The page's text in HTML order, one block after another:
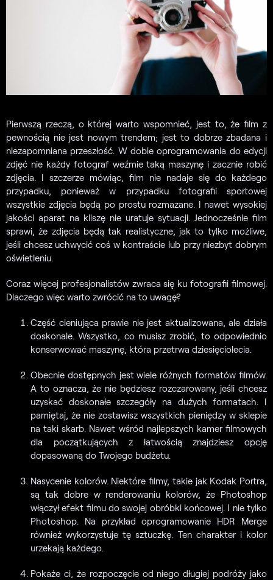
Pierwszą rzeczą, o której warto wspomnieć, jest to, że film z
pewnością nie jest nowym trendem; jest to dobrze zbadana i
niezapomniana przeszłość. W dobie oprogramowania do edycji
zdjęć nie każdy fotograf weźmie taką maszynę i zacznie robić
zdjęcia. I szczerze mówiąc, film nie nadaje się do każdego
przypadku, ponieważ w przypadku fotografii sportowej
wszystkie zdjęcia będą po prostu rozmazane. I nawet wysokiej
jakości aparat na kliszę nie uratuje sytuacji. Jednocześnie film
sprawi, że zdjęcia będą tak realistyczne, jak to tylko możliwe,
jeśli chcesz uchwycić coś w kontraście lub przy niezbyt dobrym
oświetleniu.
Coraz więcej profesjonalistów zwraca się ku fotografii filmowej.
Dlaczego więc warto zwrócić na to uwagę?
Część cieniująca prawie nie jest aktualizowana, ale działa
doskonale. Wszystko, co musisz zrobić, to odpowiednio
konserwować maszynę, która przetrwa dziesięciolecia.
Obecnie dostępnych jest wiele różnych formatów filmów.
A to oznacza, że nie będziesz rozczarowany, jeśli chcesz
uzyskać doskonałe szczegóły na dużych formatach. I
pamiętaj, że nie zostawisz wszystkich pieniędzy w sklepie
na taki skarb. Nawet wśród najlepszych kamer filmowych
dla początkujących z łatwością znajdziesz opcję
dopasowaną do Twojego budżetu.
Nasycenie kolorów. Niektóre filmy, takie jak Kodak Portra,
są tak dobre w renderowaniu kolorów, że Photoshop
włączył efekt filmu do swojej obróbki końcowej. I nie tylko
Photoshop. Na przykład oprogramowanie HDR Merge
również wykorzystuje tę sztuczkę. Ten charakter i kolor
urzekają każdego.
Pokaże ci, że rozpoczęcie od niego długiej podróży jako